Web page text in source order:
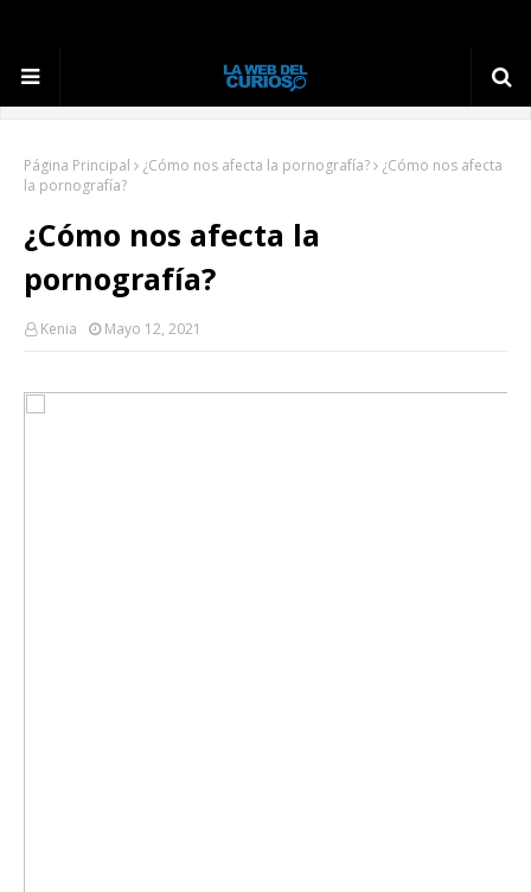
Página Principal ¿Cómo nos afecta la pornografía?
¿Cómo nos afecta
la pornografía?
¿Cómo nos afecta la
pornografía?
Kenia Mayo 12, 2021